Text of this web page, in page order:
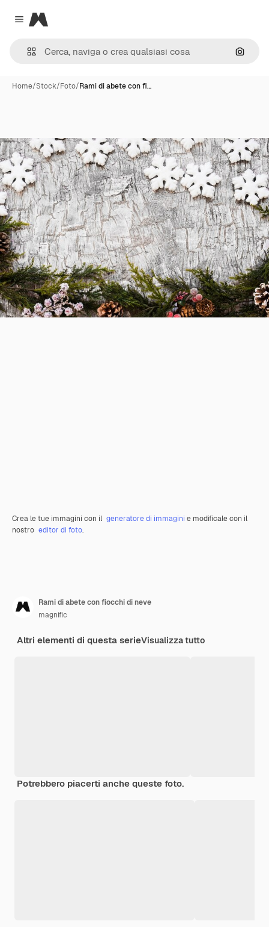
Close menu
Magnific
Cerca
Home/Stock/Foto/Rami di abete con fi…
Crea le tue immagini con il generatore di immagini e modificale con il
nostro editor di foto.
Rami di abete con fiocchi di neve
magnific
Altri elementi di questa serieVisualizza tutto
Potrebbero piacerti anche queste foto.